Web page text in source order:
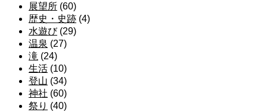
展望所 (60)
歴史・史跡 (4)
水遊び(29)
温泉 (27)
滝 (24)
生活 (10)
登山 (34)
神社 (60)
祭り (40)